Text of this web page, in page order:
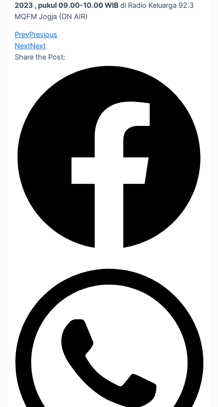
2023 , pukul 09.00-10.00 WIBdi Radio Keluarga 92.3
MQFM Jogja (ON AIR)
PrevPrevious
NextNext
Share the Post: